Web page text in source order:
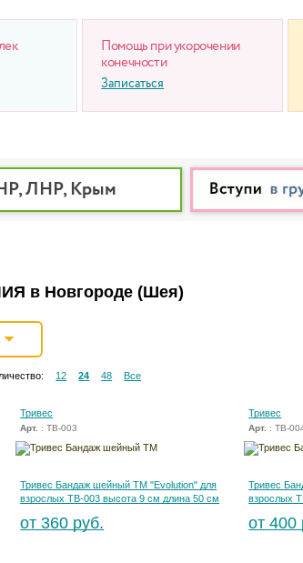
Помощь при укорочении
конечности
Записаться
ЛНР, Крым
в Новгороде(Шея)
12 24 48 Все
Тривес
Арт. : ТВ-003
Тривес Бандаж шейный ТМ "Evolution" для
взрослых ТВ-003 высота 9 см длина 50 см
от 360 руб.
Тривес
Арт. : ТВ-
Тривес
взрослых
от 400